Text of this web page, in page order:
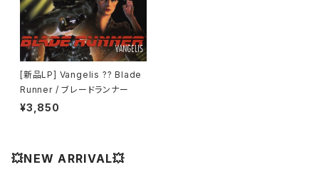
[新品LP] Vangelis ?? Blade
Runner / ブレードランナー
¥3,850
💥NEW ARRIVAL💥